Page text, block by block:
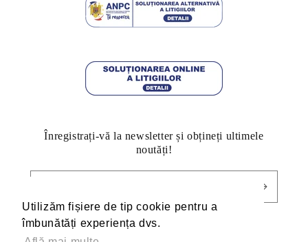
Utilizăm fișiere de tip cookie pentru a
îmbunătăți experiența dvs.
Utilizăm fișiere de tip cookie pentru a
îmbunătăți experiența dvs.
Înregistrați-vă la newsletter și obțineți ultimele
noutăți!